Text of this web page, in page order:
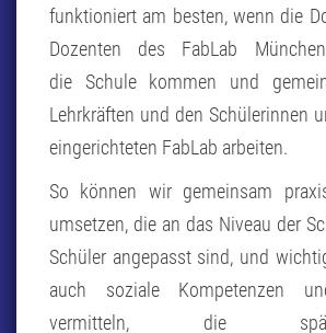
funktioniert am besten, wenn die
Dozenten des FabLab
die Schule kommen und
Lehrkräften und den Schülerinnen
eingerichteten FabLab arbeiten.
So können wir gemeinsam
umsetzen, die an das Niveau der
Schüler angepasst sind, und
auch soziale Kompetenzen
vermitteln, die